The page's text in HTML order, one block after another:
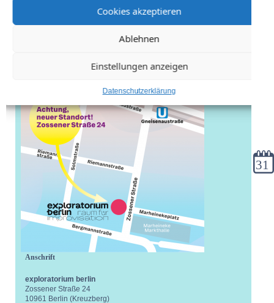
Cookies akzeptieren
Ablehnen
Einstellungen anzeigen
Datenschutzerklärung
Anschrift
exploratorium berlin
Zossener Straße 24
10961 Berlin (Kreuzberg)